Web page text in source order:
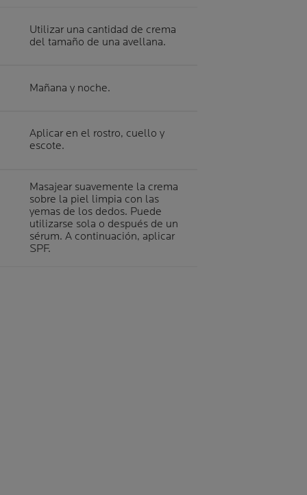
Utilizar una cantidad de crema
del tamaño de una avellana.
Mañana y noche.
Aplicar en el rostro, cuello y
escote.
Masajear suavemente la crema
sobre la piel limpia con las
yemas de los dedos. Puede
utilizarse sola o después de un
sérum. A continuación, aplicar
SPF.